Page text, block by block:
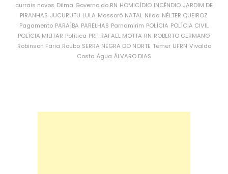
currais novos Dilma Governo do RN HOMICÍDIO INCÊNDIO JARDIM DE
PIRANHAS JUCURUTU LULA Mossoró NATAL Nilda NÉLTER QUEIROZ
Pagamento PARAÍBA PARELHAS Parnamirim POLÍCIA POLÍCIA CIVIL
POLÍCIA MILITAR Política PRF RAFAEL MOTTA RN ROBERTO GERMANO
Robinson Faria Roubo SERRA NEGRA DO NORTE Temer UFRN Vivaldo
Costa Água ÁLVARO DIAS